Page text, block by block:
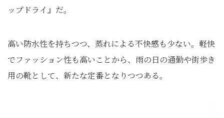
ップドライ』だ。
高い防水性を持ちつつ、蒸れによる不快感も少ない。軽快
でファッション性も高いことから、雨の日の通勤や街歩き
用の靴として、新たな定番となりつつある。